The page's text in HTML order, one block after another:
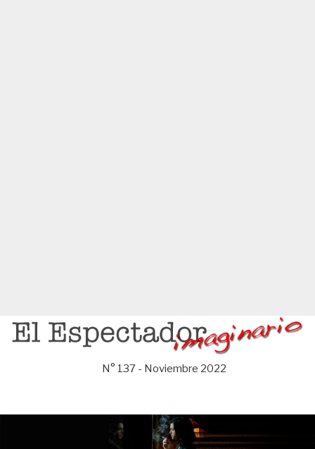
Saltar
N° 137 - Noviembre 2022